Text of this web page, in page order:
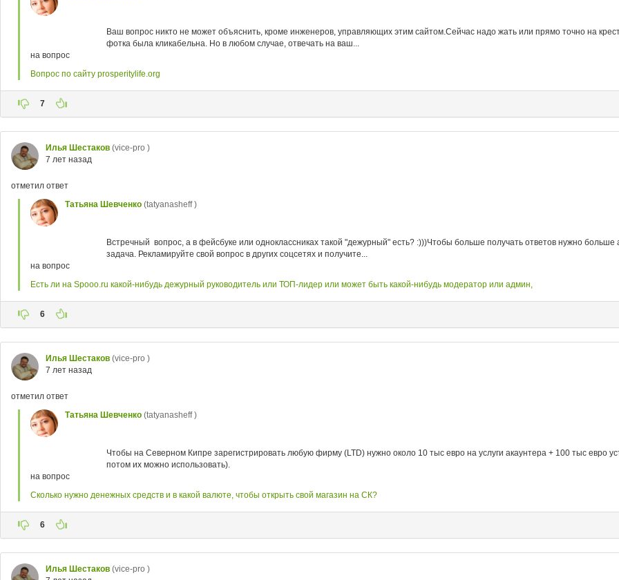
Ваш вопрос никто не может объяснить, кроме инженеров, управляющих этим сайтом.Сейчас надо жать или прямо точно на
фотка была кликабельна. Но в любом случае, отвечать на ваш...
на вопрос
Вопрос по сайту prosperitylife.org
7
Илья Шестаков (vice-pro )
7 лет назад
отметил ответ
Татьяна Шевченко (tatyanasheff )
Встречный вопрос, а в фейсбуке или одноклассниках такой "дежурный" есть? :)))Чтобы больше получать ответов нужно
задача. Рекламируйте свой вопрос в других соцсетях и получите...
на вопрос
Есть ли на Spooo.ru какой-нибудь дежурный руководитель или ТОП-лидер или может быть какой-нибудь модератор или админ,
6
Илья Шестаков (vice-pro )
7 лет назад
отметил ответ
Татьяна Шевченко (tatyanasheff )
Чтобы на Северном Кипре зарегистрировать любую фирму (LTD) нужно около 10 тыс евро на услуги акаунтера + 100 тыс евро
потом их можно использовать).
на вопрос
Сколько нужно денежных средств и в какой валюте, чтобы открыть свой магазин на СК?
6
Илья Шестаков (vice-pro )